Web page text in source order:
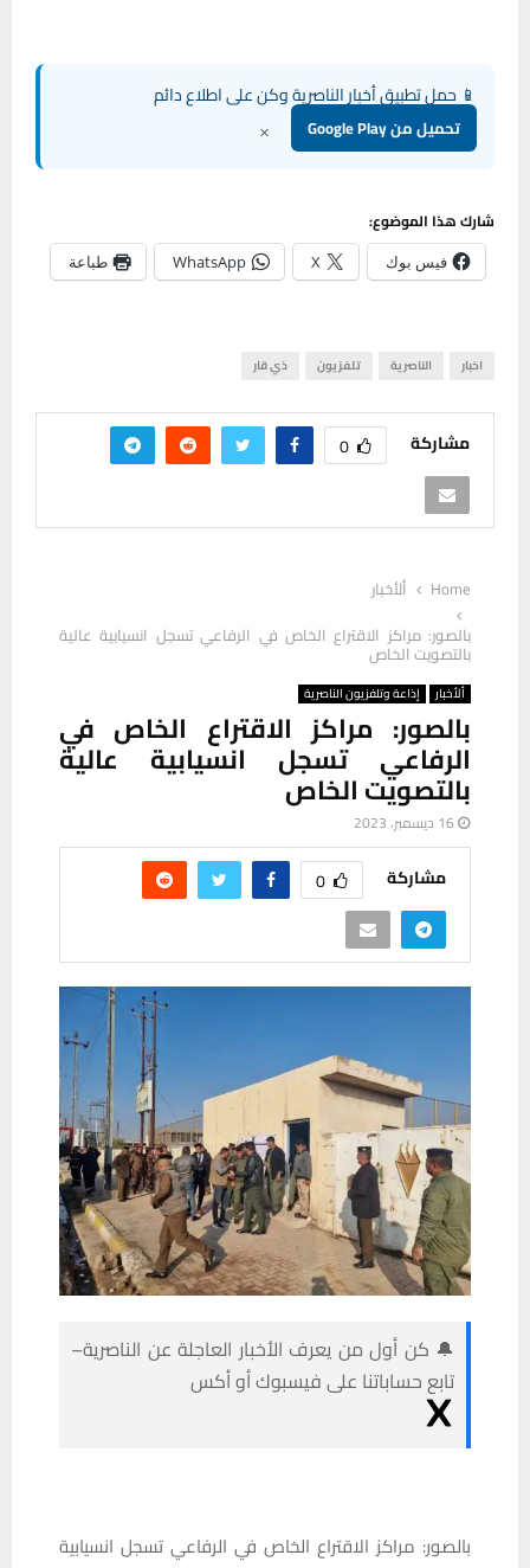
📱 حمل تطبيق أخبار الناصرية وكن على اطلاع دائم
تحميل من Google Play ×
شارك هذا الموضوع:
فيس بوك X
WhatsApp طباعة
اخبار الناصرية تلفزيون ذي قار
مشاركة 0
Home
ألأخبار
بالصور: مراكز الاقتراع الخاص في الرفاعي تسجل انسيابية عالية
بالتصويت الخاص
ألأخبار إذاعة وتلفزيون الناصرية
بالصور: مراكز الاقتراع الخاص في
الرفاعي تسجل انسيابية عالية
بالتصويت الخاص
16 ديسمبر، 2023
مشاركة 0
🔔 كن أول من يعرف الأخبار العاجلة عن الناصرية–
تابع حساباتنا على فيسبوك أو أكس
بالصور: مراكز الاقتراع الخاص في الرفاعي تسجل انسيابية